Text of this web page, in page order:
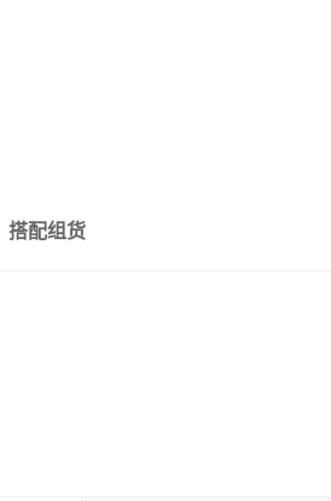
搭配组货